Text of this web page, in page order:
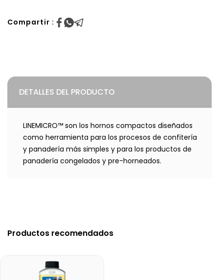
Compartir :
DETALLES DEL PRODUCTO
LINEMICRO™ son los hornos compactos diseñados
como herramienta para los procesos de confitería
y panadería más simples y para los productos de
panadería congelados y pre-horneados.
Productos recomendados